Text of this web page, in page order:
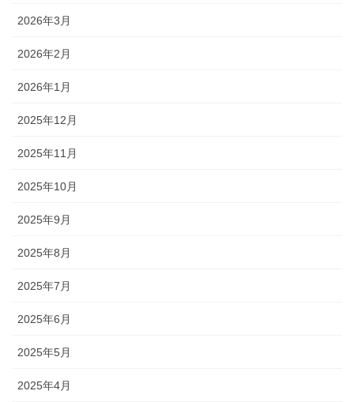
2026年3月
2026年2月
2026年1月
2025年12月
2025年11月
2025年10月
2025年9月
2025年8月
2025年7月
2025年6月
2025年5月
2025年4月